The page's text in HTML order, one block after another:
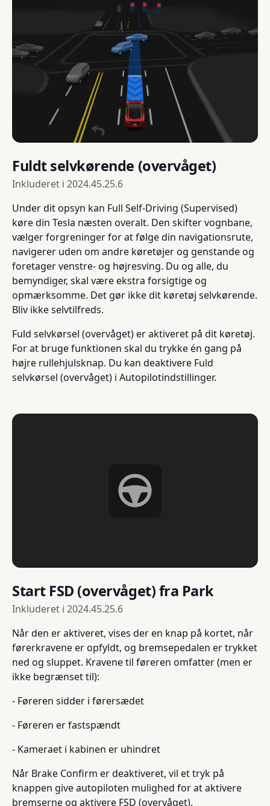
Fuldt selvkørende (overvåget)
Inkluderet i 2024.45.25.6
Under dit opsyn kan Full Self-Driving (Supervised)
køre din Tesla næsten overalt. Den skifter vognbane,
vælger forgreninger for at følge din navigationsrute,
navigerer uden om andre køretøjer og genstande og
foretager venstre- og højresving. Du og alle, du
bemyndiger, skal være ekstra forsigtige og
opmærksomme. Det gør ikke dit køretøj selvkørende.
Bliv ikke selvtilfreds.
Fuld selvkørsel (overvåget) er aktiveret på dit køretøj.
For at bruge funktionen skal du trykke én gang på
højre rullehjulsknap. Du kan deaktivere Fuld
selvkørsel (overvåget) i Autopilotindstillinger.
Start FSD (overvåget) fra Park
Inkluderet i 2024.45.25.6
Når den er aktiveret, vises der en knap på kortet, når
førerkravene er opfyldt, og bremsepedalen er trykket
ned og sluppet. Kravene til føreren omfatter (men er
ikke begrænset til):
- Føreren sidder i førersædet
- Føreren er fastspændt
- Kameraet i kabinen er uhindret
Når Brake Confirm er deaktiveret, vil et tryk på
knappen give autopiloten mulighed for at aktivere
bremserne og aktivere FSD (overvåget).